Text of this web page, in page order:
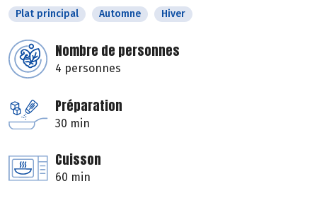
Plat principal Automne Hiver
Nombre de personnes
4 personnes
Préparation
30 min
Cuisson
60 min